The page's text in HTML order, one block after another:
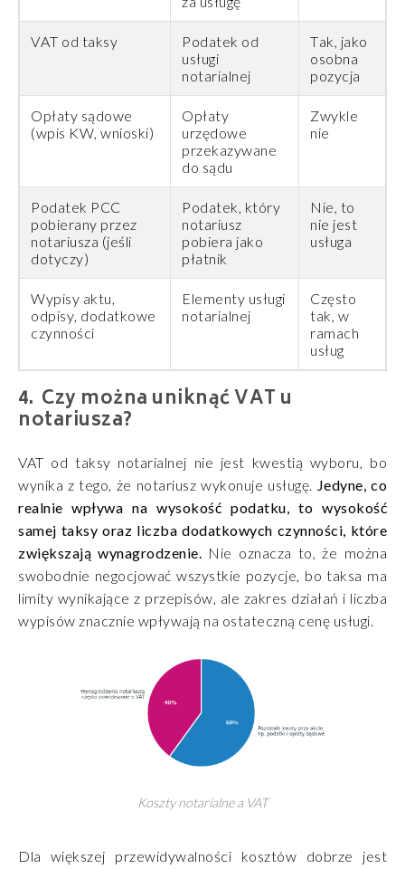
VAT od taksy
Podatek od
usługi
notarialnej
Tak, jako
osobna
pozycja
Opłaty sądowe
(wpis KW, wnioski)
Opłaty
urzędowe
przekazywane
do sądu
Zwykle
nie
Podatek PCC
pobierany przez
notariusza (jeśli
dotyczy)
Podatek, który
notariusz
pobiera jako
płatnik
Nie, to
nie jest
usługa
Wypisy aktu,
odpisy, dodatkowe
czynności
Elementy usługi
notarialnej
Często
tak, w
ramach
usług
Czy można uniknąć VAT u
notariusza?
VAT od taksy notarialnej nie jest kwestią wyboru, bo
wynika z tego, że notariusz wykonuje usługę. Jedyne, co
realnie wpływa na wysokość podatku, to wysokość
samej taksy oraz liczba dodatkowych czynności, które
zwiększają wynagrodzenie. Nie oznacza to, że można
swobodnie negocjować wszystkie pozycje, bo taksa ma
limity wynikające z przepisów, ale zakres działań i liczba
wypisów znacznie wpływają na ostateczną cenę usługi.
Koszty notarialne a VAT
Dla większej przewidywalności kosztów dobrze jest